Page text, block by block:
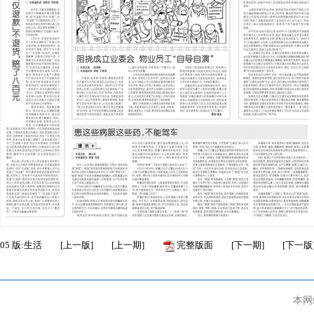
05 版:生活 [上一版] [上一期] 完整版面 [下一期] [下一版
本